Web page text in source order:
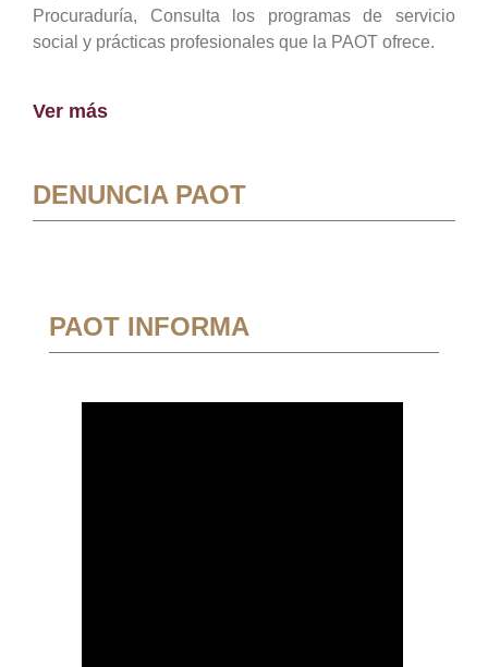
Procuraduría, Consulta los programas de servicio
social y prácticas profesionales que la PAOT ofrece.
Ver más
DENUNCIA PAOT
PAOT INFORMA